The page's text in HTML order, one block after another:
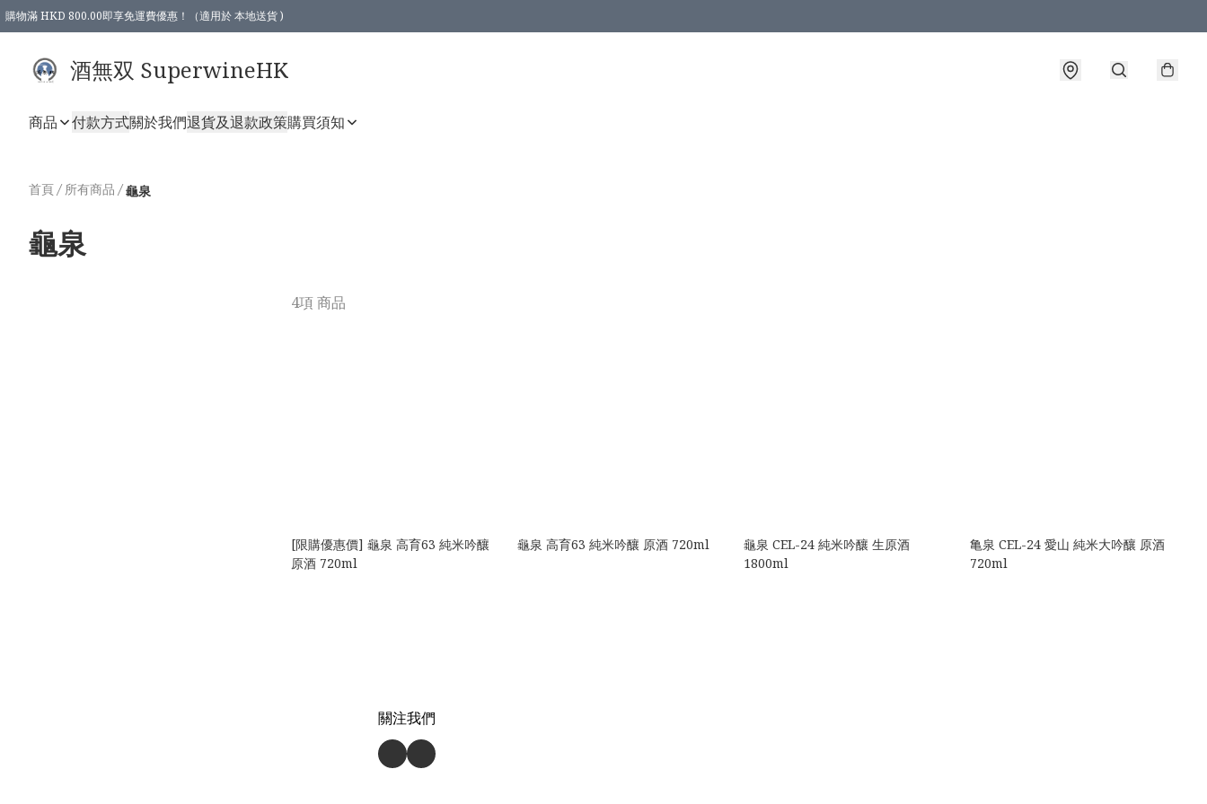
購物滿 HKD 800.00即享免運費優惠！（適用於 本地送貨 )
酒無双 SuperwineHK
商品 付款方式關於我們退貨及退款政策購買須知
首頁 / 所有商品 / 龜泉
龜泉
4項 商品
[限購優惠價] 龜泉 高育63 純米吟釀
原酒 720ml
龜泉 高育63 純米吟釀 原酒 720ml
龜泉 CEL-24 純米吟釀 生原酒
1800ml
亀泉 CEL-24 愛山 純米大吟釀 原酒
720ml
關注我們